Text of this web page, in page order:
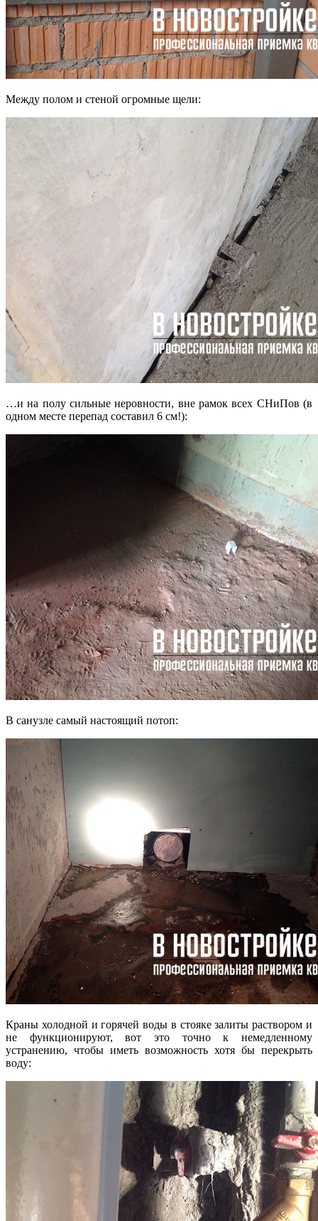
Между полом и стеной огромные щели:
…и на полу сильные неровности, вне рамок всех СНиПов (в
одном месте перепад составил 6 см!):
В санузле самый настоящий потоп:
Краны холодной и горячей воды в стояке залиты раствором и
не функционируют, вот это точно к немедленному
устранению, чтобы иметь возможность хотя бы перекрыть
воду: